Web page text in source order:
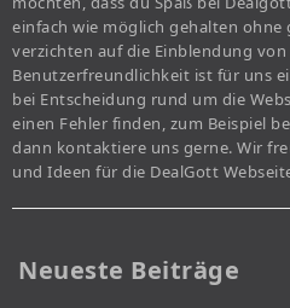
einfach wie möglich gehalten ohne
verzichten auf die Einblendung
Benutzerfreundlichkeit ist für uns
bei Entscheidung rund um die
einen Fehler finden, zum Beispiel
dann kontaktiere uns gerne. Wir
und Ideen für die DealGott
Neueste Beiträge